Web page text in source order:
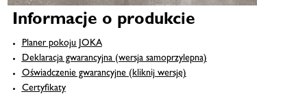
Informacje o produkcie
Planer pokoju JOKA
Deklaracja gwarancyjna (wersja samoprzylepna)
Oświadczenie gwarancyjne (kliknij wersję)
Certyfikaty